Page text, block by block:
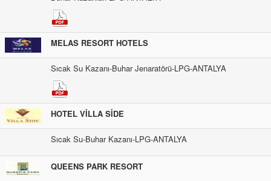
MELAS RESORT HOTELS
Sıcak Su Kazanı-Buhar Jenaratörü-LPG-ANTALYA
HOTEL VİLLA SİDE
Sıcak Su-Buhar Kazanı-LPG-ANTALYA
QUEENS PARK RESORT